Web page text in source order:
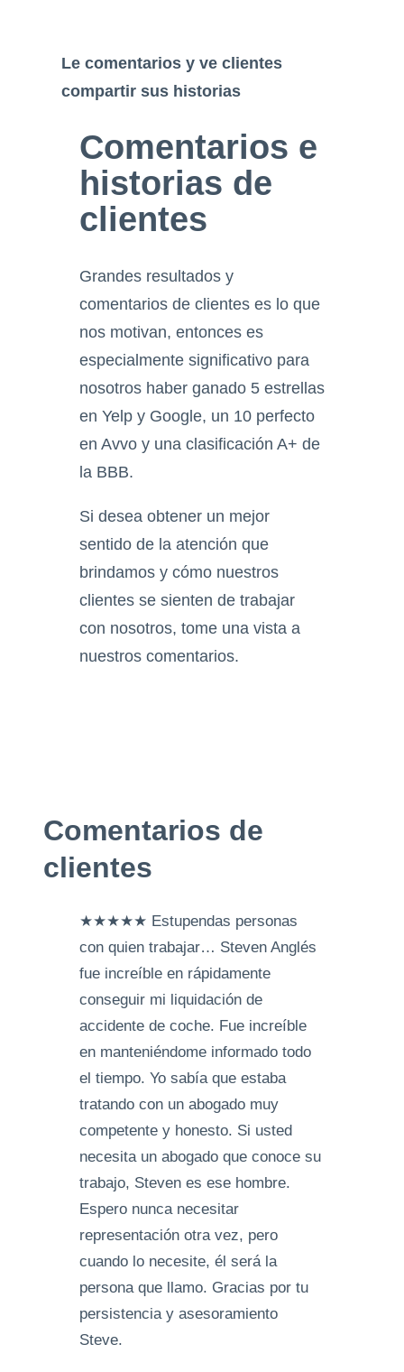
Le comentarios y ve clientes
compartir sus historias
Comentarios e
historias de
clientes
Grandes resultados y
comentarios de clientes es lo que
nos motivan, entonces es
especialmente significativo para
nosotros haber ganado 5 estrellas
en Yelp y Google, un 10 perfecto
en Avvo y una clasificación A+ de
la BBB.
Si desea obtener un mejor
sentido de la atención que
brindamos y cómo nuestros
clientes se sienten de trabajar
con nosotros, tome una vista a
nuestros comentarios.
Comentarios de
clientes
★★★★★ Estupendas personas
con quien trabajar… Steven Anglés
fue increíble en rápidamente
conseguir mi liquidación de
accidente de coche. Fue increíble
en manteniéndome informado todo
el tiempo. Yo sabía que estaba
tratando con un abogado muy
competente y honesto. Si usted
necesita un abogado que conoce su
trabajo, Steven es ese hombre.
Espero nunca necesitar
representación otra vez, pero
cuando lo necesite, él será la
persona que llamo. Gracias por tu
persistencia y asesoramiento
Steve.